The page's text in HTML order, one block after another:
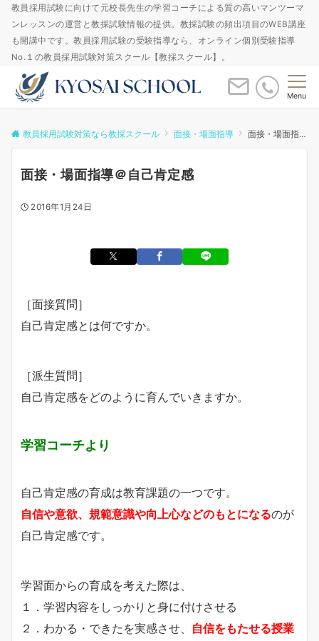
教員採用試験に向けて元校長先生の学習コーチによる質の高いマンツーマ
ンレッスンの運営と教採試験情報の提供。教採試験の頻出項目のWEB講座
も開講中です。教員採用試験の受験指導なら、オンライン個別受験指導
No.１の教員採用試験対策スクール【教採スクール】。
Menu
教員採用試験対策なら教採スクール 面接・場面指導 面接・場面指導＠自己肯定感
面接・場面指導＠自己肯定感
2016年1月24日
［面接質問］
自己肯定感とは何ですか。
［派生質問］
自己肯定感をどのように育んでいきますか。
学習コーチより
自己肯定感の育成は教育課題の一つです。
自信や意欲、規範意識や向上心などのもとになるのが
自己肯定感です。
学習面からの育成を考えた際は、
１．学習内容をしっかりと身に付けさせる
２．わかる・できたを実感させ、 自信をもたせる授業